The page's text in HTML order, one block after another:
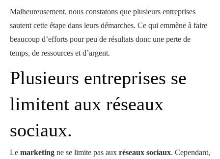
Malheureusement, nous constatons que plusieurs entreprises
sautent cette étape dans leurs démarches. Ce qui emmène à faire
beaucoup d’efforts pour peu de résultats donc une perte de
temps, de ressources et d’argent.
Plusieurs entreprises se
limitent aux réseaux
sociaux.
Le marketing ne se limite pas aux réseaux sociaux. Cependant,